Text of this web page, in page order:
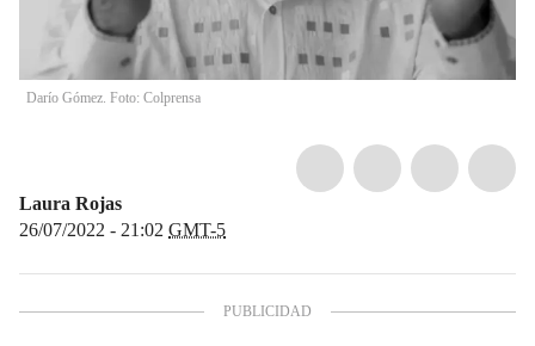
Darío Gómez. Foto: Colprensa
Laura Rojas
26/07/2022 - 21:02 GMT-5